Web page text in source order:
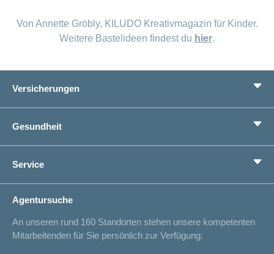
Von Annette Gröbly, KILUDO Kreativmagazin für Kinder.
Weitere Bastelideen findest du hier.
Versicherungen
Zusatzversicherungen
Vorsorge
Ich suche eine Versicherung für
Lebenssituation
Sparen bei der Versicherung
Gesundheit
Gesundheitskompass
concordiaMed
Service
Spitalliste
Unfallmeldung
Agentursuche
An unseren rund 160 Standorten stehen unsere kompetenten
Mitarbeitenden für Sie persönlich zur Verfügung.